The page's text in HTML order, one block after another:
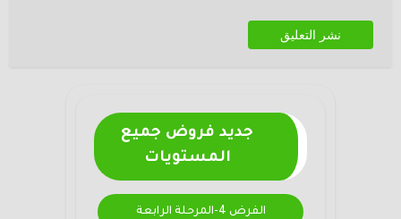
جديد فروض جميع
المستويات
الفرض 4-المرحلة الرابعة